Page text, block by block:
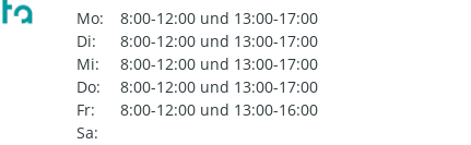
Mo:
8:00-12:00 und 13:00-17:00
Di:
8:00-12:00 und 13:00-17:00
Mi:
8:00-12:00 und 13:00-17:00
Do:
8:00-12:00 und 13:00-17:00
Fr:
8:00-12:00 und 13:00-16:00
Sa: